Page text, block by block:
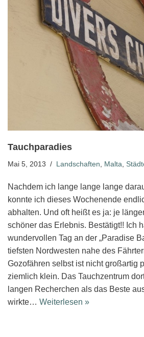
Tauchparadies
Mai 5, 2013 Landschaften Malta
Nachdem ich lange lange lange
konnte ich dieses Wochenende
abhalten. Und oft heißt es ja: je
schöner das Erlebnis. Bestätigt!! Ich
wundervollen Tag an der „Paradise
tiefsten Nordwesten nahe des
Gozofähren selbst ist nicht großartig
ziemlich klein. Das Tauchzentrum
langen Recherchen als das Beste
wirkte… Weiterlesen »